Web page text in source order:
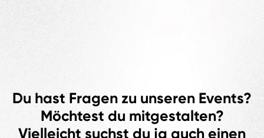
Du hast Fragen zu unseren Events?
Möchtest du mitgestalten?
Vielleicht suchst du ja auch einen